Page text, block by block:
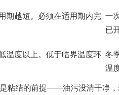
期越短。必须在适用期内完 一
已
温度以上。低于临界温度环 冬
温
粘结的前提——油污没清干净